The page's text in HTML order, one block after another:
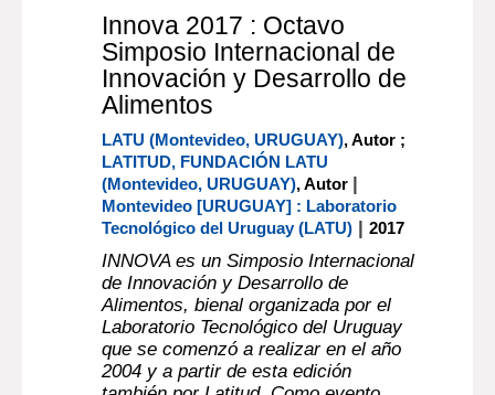
Innova 2017 : Octavo
Simposio Internacional de
Innovación y Desarrollo de
Alimentos
LATU (Montevideo, URUGUAY), Autor ;
LATITUD, FUNDACIÓN LATU
(Montevideo, URUGUAY), Autor|
Montevideo [URUGUAY] : Laboratorio
Tecnológico del Uruguay (LATU)